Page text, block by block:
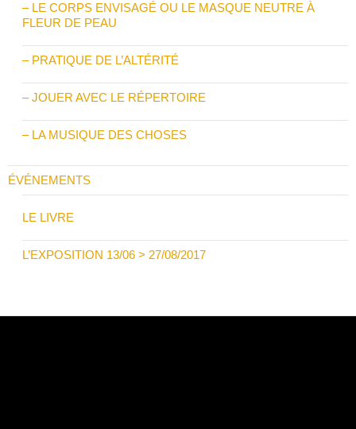
– LE CORPS ENVISAGÉ OU LE MASQUE NEUTRE À
FLEUR DE PEAU
– PRATIQUE DE L’ALTÉRITÉ
– JOUER AVEC LE RÉPERTOIRE
– LA MUSIQUE DES CHOSES
ÉVÉNEMENTS
LE LIVRE
L’EXPOSITION 13/06 > 27/08/2017